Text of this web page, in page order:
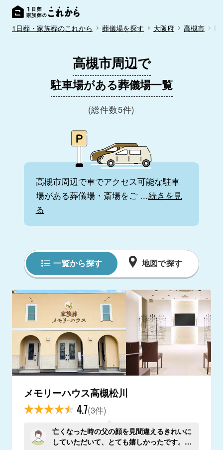
1日葬・家族葬のこれから 葬儀場を探す 大阪府 高槻市 駐
高槻市周辺で
駐車場がある葬儀場一覧
(総件数5件)
高槻市周辺で車でアクセス可能な駐車
場がある葬儀場・斎場をご …続きを見
る
一覧から探す 地図で探す
メモリーハウス高槻松川
4.7(3件)
亡くなった時の父の顔を見間違えるきれいに
していただいて、とても嬉しかったです。手